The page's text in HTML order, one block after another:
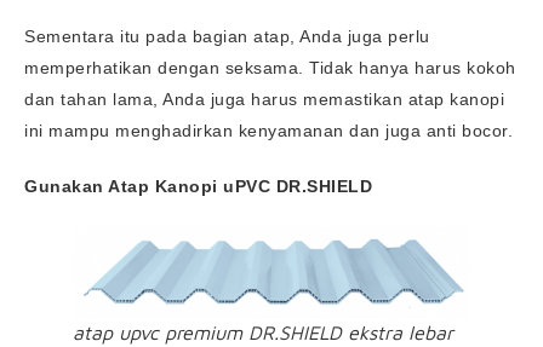
Sementara itu pada bagian atap, Anda juga perlu
memperhatikan dengan seksama. Tidak hanya harus kokoh
dan tahan lama, Anda juga harus memastikan atap kanopi
ini mampu menghadirkan kenyamanan dan juga anti bocor.
Gunakan Atap Kanopi uPVC DR.SHIELD
atap upvc premium DR.SHIELD ekstra lebar